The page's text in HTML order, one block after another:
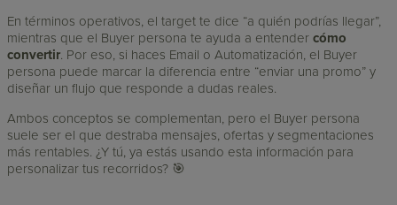
En términos operativos, el target te dice “a quién podrías llegar”,
mientras que el Buyer persona te ayuda a entendercómo
convertir. Por eso, si haces Email o Automatización, el Buyer
persona puede marcar la diferencia entre “enviar una promo” y
diseñar un flujo que responde a dudas reales.
Ambos conceptos se complementan, pero el Buyer persona
suele ser el que destraba mensajes, ofertas y segmentaciones
más rentables. ¿Y tú, ya estás usando esta información para
personalizar tus recorridos? 🎯